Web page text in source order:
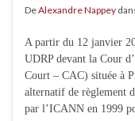
DeAlexandre Nappey
A partir du 12 janvier
UDRP devant la Cour
Court – CAC) située à
alternatif de règlement
par l’ICANN en 1999